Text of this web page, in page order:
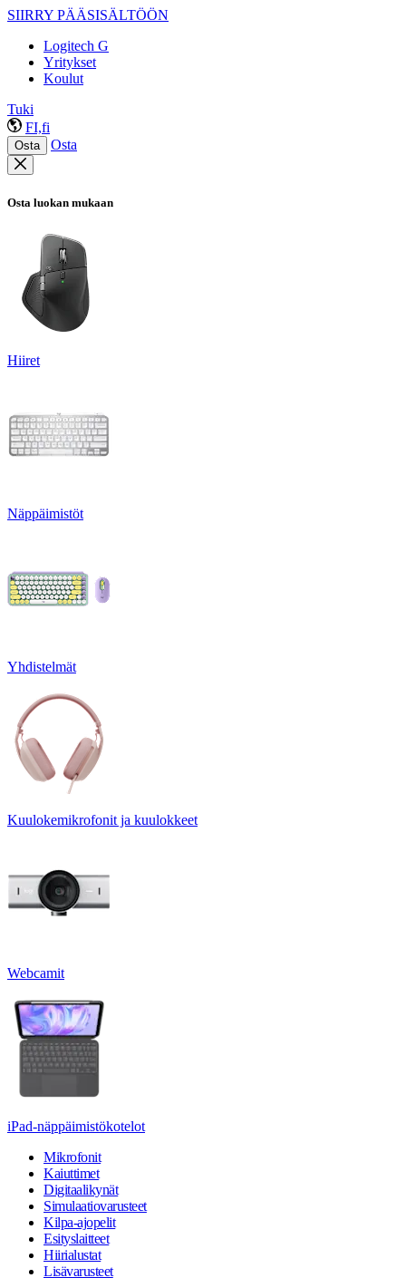
SIIRRY PÄÄSISÄLTÖÖN
Logitech G
Yritykset
Koulut
Tuki
FI,fi
Osta Osta
Osta luokan mukaan
Hiiret
Näppäimistöt
Yhdistelmät
Kuulokemikrofonit ja kuulokkeet
Webcamit
iPad-näppäimistökotelot
Mikrofonit
Kaiuttimet
Digitaalikynät
Simulaatiovarusteet
Kilpa-ajopelit
Esityslaitteet
Hiirialustat
Lisävarusteet